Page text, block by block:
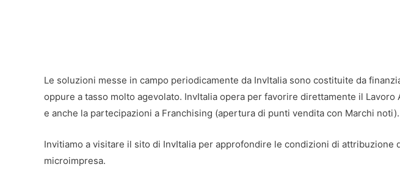
Le soluzioni messe in campo periodicamente da InvItalia sono costituite da
oppure a tasso molto agevolato. InvItalia opera per favorire direttamente il Lavoro
e anche la partecipazioni a Franchising (apertura di punti vendita con Marchi noti).
Invitiamo a visitare il sito di InvItalia per approfondire le condizioni di attribuzione
microimpresa.